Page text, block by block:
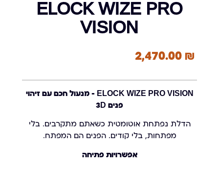
ELOCK WIZE PRO
VISION
2,470.00₪
ELOCK WIZE PRO VISION – מנעול חכם עם זיהוי
פנים 3D
הדלת נפתחת אוטומטית כשאתם מתקרבים. בלי
מפתחות, בלי קודים. הפנים הם המפתח.
אפשרויות פתיחה